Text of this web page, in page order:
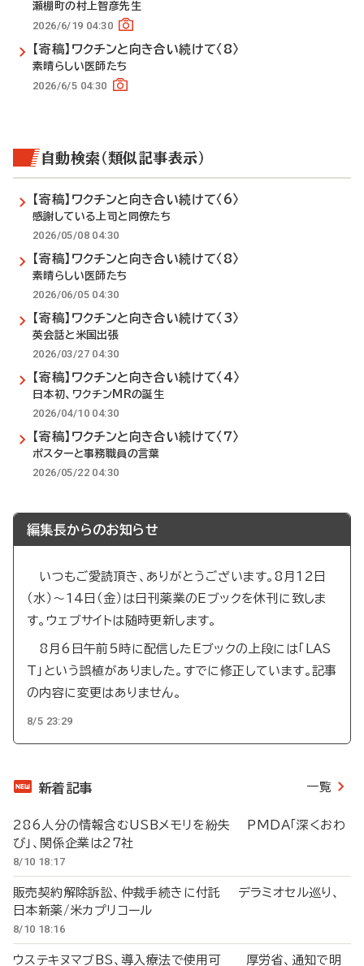
瀬棚町の村上智彦先生
2026/6/19 04:30
【寄稿】ワクチンと向き合い続けて〈8〉
素晴らしい医師たち
2026/6/5 04:30
自動検索（類似記事表示）
【寄稿】ワクチンと向き合い続けて〈6〉
感謝している上司と同僚たち
2026/05/08 04:30
【寄稿】ワクチンと向き合い続けて〈8〉
素晴らしい医師たち
2026/06/05 04:30
【寄稿】ワクチンと向き合い続けて〈3〉
英会話と米国出張
2026/03/27 04:30
【寄稿】ワクチンと向き合い続けて〈4〉
日本初、ワクチンMRの誕生
2026/04/10 04:30
【寄稿】ワクチンと向き合い続けて〈7〉
ポスターと事務職員の言葉
2026/05/22 04:30
編集長からのお知らせ
いつもご愛読頂き、ありがとうございます。8月12日
（水）～14日（金）は日刊薬業のEブックを休刊に致しま
す。ウェブサイトは随時更新します。
8月6日午前5時に配信したEブックの上段には「LAS
T」という誤植がありました。すでに修正しています。記事
の内容に変更はありません。
8/5 23:29
新着記事 一覧
286人分の情報含むUSBメモリを紛失 PMDA「深くおわ
び」、関係企業は27社
8/10 18:17
販売契約解除訴訟、仲裁手続きに付託 デラミオセル巡り、
日本新薬/米カプリコール
8/10 18:16
ウステキヌマブBS、導入療法で使用可 厚労省、通知で明